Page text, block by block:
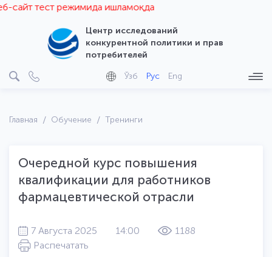
тест режимида ишламоқда
Центр исследований
конкурентной политики и прав
потребителей
Ўзб Рус Eng
Главная Обучение Тренинги
Очередной курс повышения
квалификации для работников
фармацевтической отрасли
7 Августа 2025 14:00
1188
Распечатать